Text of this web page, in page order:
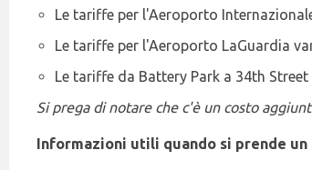
Le tariffe per l'Aeroporto
Le tariffe per l'Aeroporto LaGuardia
Le tariffe da Battery Park a 34th
Si prega di notare che c'è un costo
Informazioni utili quando si prende